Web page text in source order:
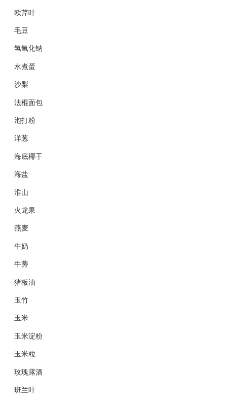
欧芹叶
毛豆
氢氧化钠
水煮蛋
沙梨
法棍面包
泡打粉
洋葱
海底椰干
海盐
淮山
火龙果
燕麦
牛奶
牛蒡
猪板油
玉竹
玉米
玉米淀粉
玉米粒
玫瑰露酒
班兰叶